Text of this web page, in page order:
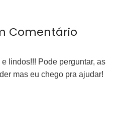
Comentário
lindos!!! Pode perguntar, as
mas eu chego pra ajudar!